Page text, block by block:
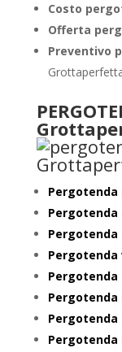
Costo
Offerta
Preventivo
Pergotenda
Pergotenda
Pergotenda
Pergotenda